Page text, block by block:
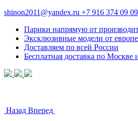
shinon2011@yandex.ru +7 916 374 09 09
Парики напрямую от
Эксклюзивные модели от
Доставляем по всей России
Бесплатная доставка по Москве
Назад Вперед